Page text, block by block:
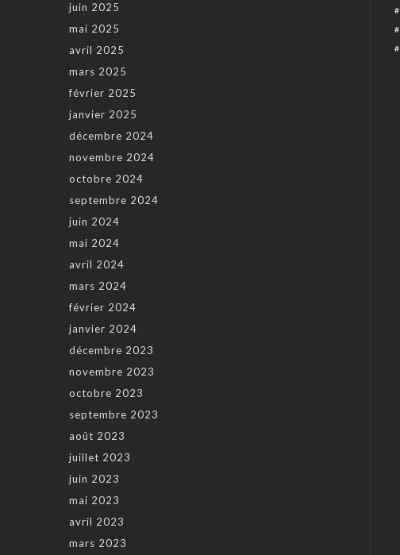
juin 2025
mai 2025
avril 2025
mars 2025
février 2025
janvier 2025
décembre 2024
novembre 2024
octobre 2024
septembre 2024
juin 2024
mai 2024
avril 2024
mars 2024
février 2024
janvier 2024
décembre 2023
novembre 2023
octobre 2023
septembre 2023
août 2023
juillet 2023
juin 2023
mai 2023
avril 2023
mars 2023